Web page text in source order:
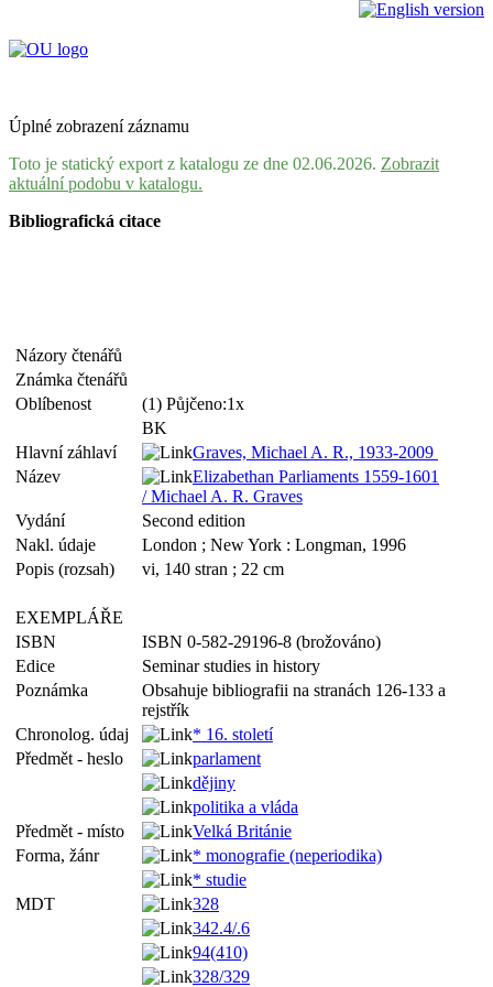
Úplné zobrazení záznamu
Toto je statický export z katalogu ze dne 02.06.2026. Zobrazit
aktuální podobu v katalogu.
Bibliografická citace
Názory čtenářů
Známka čtenářů
Oblíbenost
(1) Půjčeno:1x
BK
Hlavní záhlaví
Graves, Michael A. R., 1933-2009
Název
Elizabethan Parliaments 1559-1601
/ Michael A. R. Graves
Vydání
Second edition
Nakl. údaje
London ; New York : Longman, 1996
Popis (rozsah)
vi, 140 stran ; 22 cm
EXEMPLÁŘE
ISBN
ISBN 0-582-29196-8 (brožováno)
Edice
Seminar studies in history
Poznámka
Obsahuje bibliografii na stranách 126-133 a
rejstřík
Chronolog. údaj
* 16. století
Předmět - heslo
parlament
dějiny
politika a vláda
Předmět - místo
Velká Británie
Forma, žánr
* monografie (neperiodika)
* studie
MDT
328
342.4/.6
94(410)
328/329